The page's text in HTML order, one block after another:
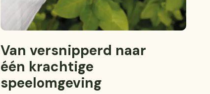
Van versnipperd naar
één krachtige
speelomgeving